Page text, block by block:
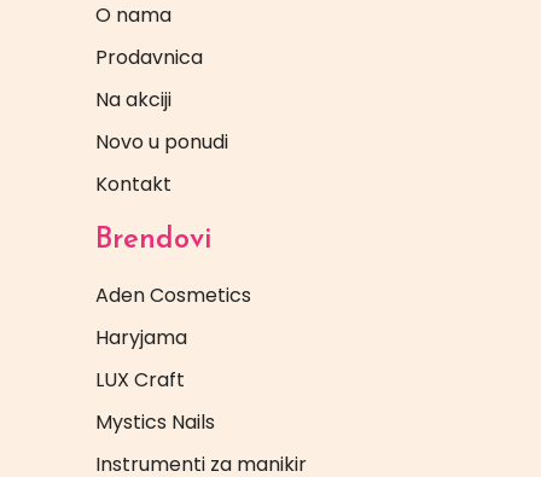
O nama
Prodavnica
Na akciji
Novo u ponudi
Kontakt
Brendovi
Aden Cosmetics
Haryjama
LUX Craft
Mystics Nails
Instrumenti za manikir